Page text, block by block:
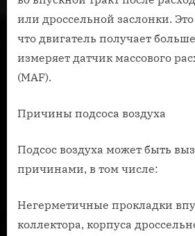
или дроссельной заслонки.
что двигатель получает
измеряет датчик массового
(MAF).
Причины подсоса воздуха
Подсос воздуха может быть
причинами, в том числе:
Негерметичные прокладки
коллектора, корпуса